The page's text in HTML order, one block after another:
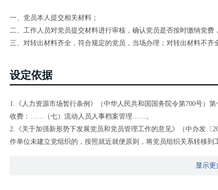
一、党员本人提交相关材料；
二、工作人员对党员提交材料进行审核，确认党员是否按时缴纳党
三、对转出材料齐全，符合规定的党员，当场办理；对转出材料不
设定依据
1.《人力资源市场暂行条例》（中华人民共和国国务院令第700号）
收费：……（七）流动人员人事档案管理……。
2.《关于加强新形势下发展党员和党员管理工作的意见》（中办发
作单位未建立党组织的，按照就近就便原则，将党员组织关系转移
住地的街道、乡镇党组织，也可随同档案转移到县以上政府所属公
显示更